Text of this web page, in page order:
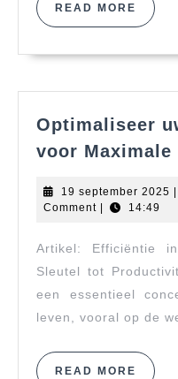
READ MORE READ
MORE
Optimaliseer
voor
19 september 2025 19
Comment
14:49
Artikel: Efficiëntie
Sleutel tot
een essentieel
leven, vooral op de
READ MORE READ